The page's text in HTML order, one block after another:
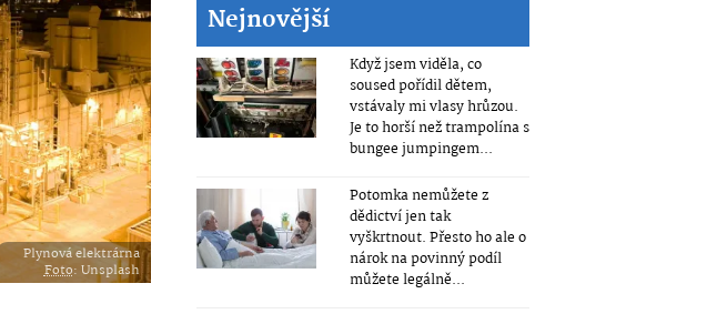
Plynová elektrárna
Foto: Unsplash
Nejnovější
Když jsem viděla, co
soused pořídil dětem,
vstávaly mi vlasy hrůzou.
Je to horší než trampolína s
bungee jumpingem...
Potomka nemůžete z
dědictví jen tak
vyškrtnout. Přesto ho ale o
nárok na povinný podíl
můžete legálně...